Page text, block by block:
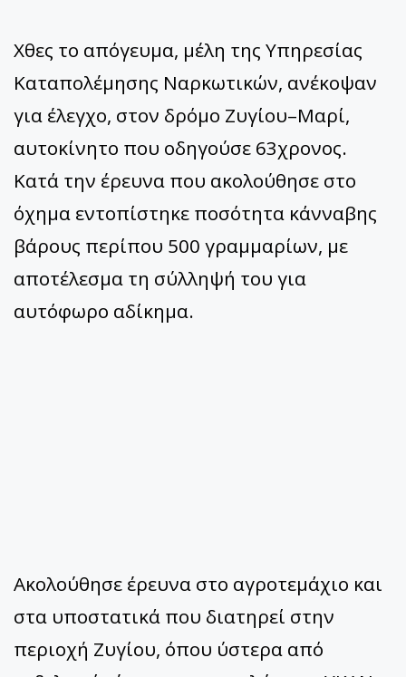
Χθες το απόγευμα, μέλη της Υπηρεσίας
Καταπολέμησης Ναρκωτικών, ανέκοψαν
για έλεγχο, στον δρόμο Ζυγίου–Μαρί,
αυτοκίνητο που οδηγούσε 63χρονος.
Κατά την έρευνα που ακολούθησε στο
όχημα εντοπίστηκε ποσότητα κάνναβης
βάρους περίπου 500 γραμμαρίων, με
αποτέλεσμα τη σύλληψή του για
αυτόφωρο αδίκημα.
Ακολούθησε έρευνα στο αγροτεμάχιο και
στα υποστατικά που διατηρεί στην
περιοχή Ζυγίου, όπου ύστερα από